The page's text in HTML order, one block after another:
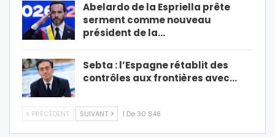
Abelardo de la Espriella prête
serment comme nouveau
président de la…
Sebta : l’Espagne rétablit des
contrôles aux frontières avec…
PRÉCÉDENT SUIVANT 1 De 30 848